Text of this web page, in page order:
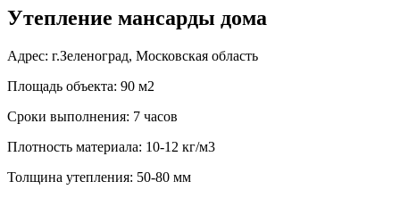
Утепление мансарды дома
Адрес: г.Зеленоград, Московская область
Площадь объекта: 90 м2
Сроки выполнения: 7 часов
Плотность материала: 10-12 кг/м3
Толщина утепления: 50-80 мм